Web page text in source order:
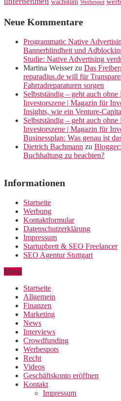
wachstum Werbespot
Neue Kommentare
Programmatic Native
Bannerblindheit und
Studie: Native Advertising
Martina Weisserzu Das
reparadius.de will für
Fahrradreparaturen sorgen
Selbstständig – geht auch
Investorszene | Magazin für
Insights, wie ein Venture-
Selbstständig – geht auch
Investorszene | Magazin für
Businessplan: Was genau ist
Dietrich Bachmann zu
Buchhaltung zu beachten?
Informationen
Startseite
Werbung
Kontaktformular
Datenschutzerklärung
Impressum
Startupbrett & SEO Freelancer
SEO Agentur Stuttgart
Menu
Startseite
Allgemein
Finanzen
Marketing
News
Interviews
Crowdfunding
Werbespots
Recht
Videos
Geschäftskonto eröffnen
Kontakt
Impressum